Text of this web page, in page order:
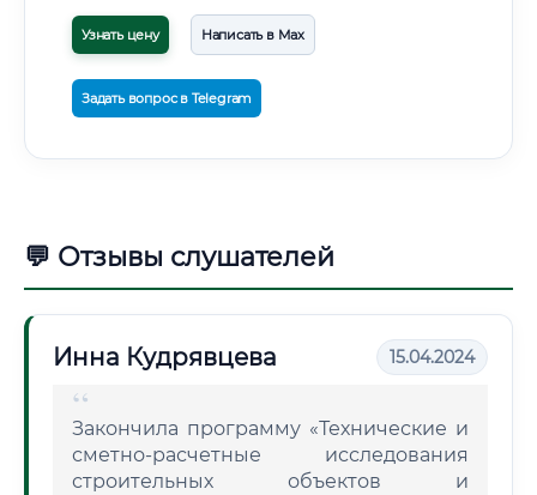
Узнать цену Написать в Max
Задать вопрос в Telegram
💬 Отзывы слушателей
Инна Кудрявцева 15.04.2024
Закончила программу «Технические и
сметно-расчетные исследования
строительных объектов и